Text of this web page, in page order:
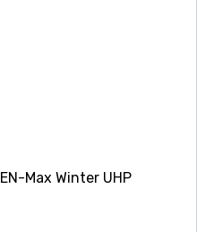
Max Winter UHP